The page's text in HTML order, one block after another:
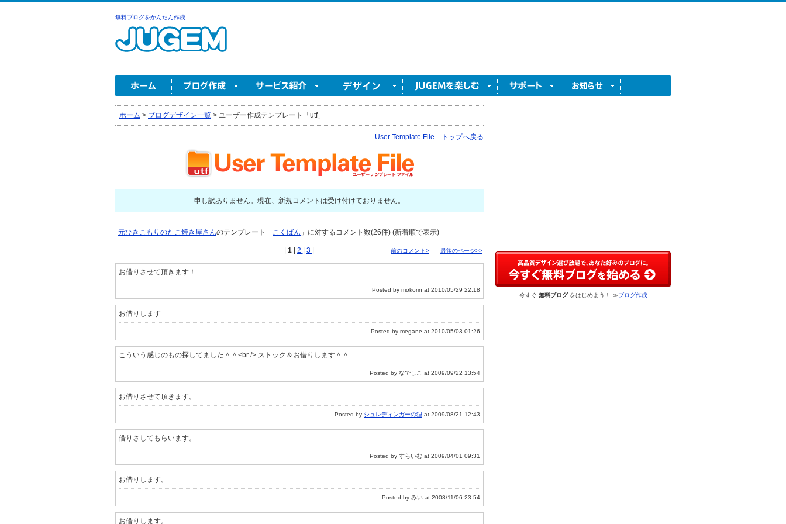
無料ブログをかんたん作成
ホーム > ブログデザイン一覧 > ユーザー作成テンプレート「utf」
User Template File トップへ戻る
申し訳ありません。現在、新規コメントは受け付けておりません。
元ひきこもりのたこ焼き屋さんのテンプレート「 こくばん 」に対するコメント数(26件) (新着順で表示)
1 2 3 前のコメント> 最後のページ>>
お借りさせて頂きます！
Posted by mokorin at 2010/05/29 22:18
お借りします
Posted by megane at 2010/05/03 01:26
こういう感じのもの探してました＾＾<br /> ストック＆お借りします＾＾
Posted by なでしこ at 2009/09/22 13:54
お借りさせて頂きます。
Posted by シュレディンガーの狸 at 2009/08/21 12:43
借りさしてもらいます。
Posted by すらいむ at 2009/04/01 09:31
お借りします。
Posted by みい at 2008/11/06 23:54
お借りします。
今すぐ 無料ブログをはじめよう！ ≫ブログ作成